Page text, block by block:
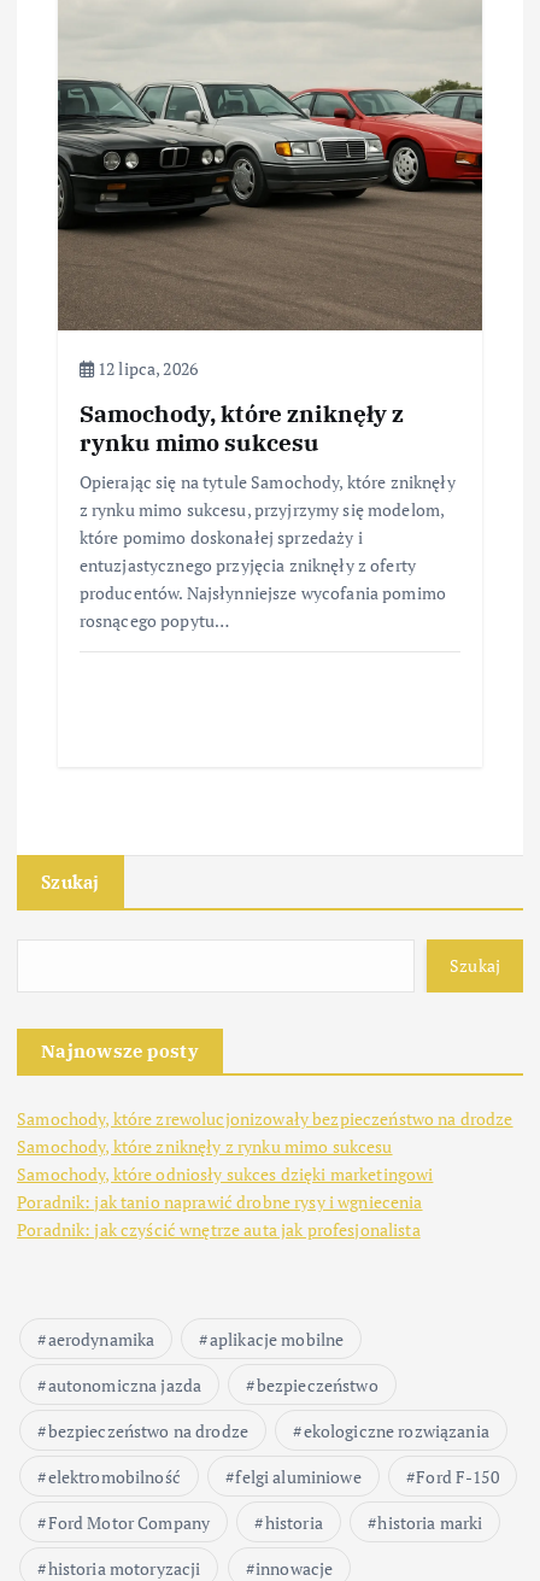
12 lipca, 2026
Samochody, które zniknęły z
rynku mimo sukcesu
Opierając się na tytule Samochody, które zniknęły
z rynku mimo sukcesu, przyjrzymy się modelom,
które pomimo doskonałej sprzedaży i
entuzjastycznego przyjęcia zniknęły z oferty
producentów. Najsłynniejsze wycofania pomimo
rosnącego popytu…
Szukaj
Szukaj
Najnowsze posty
Samochody, które zrewolucjonizowały bezpieczeństwo na drodze
Samochody, które zniknęły z rynku mimo sukcesu
Samochody, które odniosły sukces dzięki marketingowi
Poradnik: jak tanio naprawić drobne rysy i wgniecenia
Poradnik: jak czyścić wnętrze auta jak profesjonalista
aerodynamika
aplikacje mobilne
autonomiczna jazda
bezpieczeństwo
bezpieczeństwo na drodze
ekologiczne rozwiązania
elektromobilność
felgi aluminiowe
Ford F-150
Ford Motor Company
historia
historia marki
historia motoryzacji
innowacje